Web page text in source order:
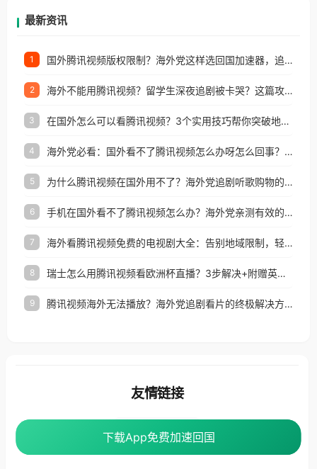
最新资讯
1 国外腾讯视频版权限制？海外党这样选回国加速器，追剧听歌办事全搞定
2 海外不能用腾讯视频？留学生深夜追剧被卡哭？这篇攻略帮你一键回国看剧听歌
3 在国外怎么可以看腾讯视频？3个实用技巧帮你突破地域限制（附避坑指南）
4 海外党必看：国外看不了腾讯视频怎么办呀怎么回事？3步解决地区限制
5 为什么腾讯视频在国外用不了？海外党追剧听歌购物的终极解决方案
6 手机在国外看不了腾讯视频怎么办？海外党亲测有效的追剧自由指南
7 海外看腾讯视频免费的电视剧大全：告别地域限制，轻松追剧的实用指南
8 瑞士怎么用腾讯视频看欧洲杯直播？3步解决+附赠英国多米音乐爱奇艺省钱攻略
9 腾讯视频海外无法播放？海外党追剧看片的终极解决方案来了
下载App免费加速回国
下载App免费加速回国
友情链接